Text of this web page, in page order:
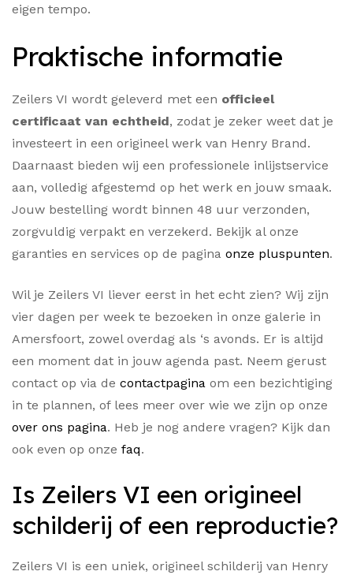
eigen tempo.
Praktische informatie
Zeilers VI wordt geleverd met een officieel
certificaat van echtheid, zodat je zeker weet dat je
investeert in een origineel werk van Henry Brand.
Daarnaast bieden wij een professionele inlijstservice
aan, volledig afgestemd op het werk en jouw smaak.
Jouw bestelling wordt binnen 48 uur verzonden,
zorgvuldig verpakt en verzekerd. Bekijk al onze
garanties en services op de pagina onze pluspunten.
Wil je Zeilers VI liever eerst in het echt zien? Wij zijn
vier dagen per week te bezoeken in onze galerie in
Amersfoort, zowel overdag als ‘s avonds. Er is altijd
een moment dat in jouw agenda past. Neem gerust
contact op via de contactpagina om een bezichtiging
in te plannen, of lees meer over wie we zijn op onze
over ons pagina. Heb je nog andere vragen? Kijk dan
ook even op onze faq.
Is Zeilers VI een origineel
schilderij of een reproductie?
Zeilers VI is een uniek, origineel schilderij van Henry